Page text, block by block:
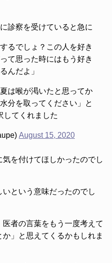
診察を受けていると急に
るでしょ？この人を好き
て思った時にはもう好き
んだよ」
は喉が渇いたと思ってか
分を取ってください」と
してくれました
August 15, 2020
を付けてほしかったのでし
という意味だったのでし
者の言葉をもう一度考えて
」と思えてくるかもしれま